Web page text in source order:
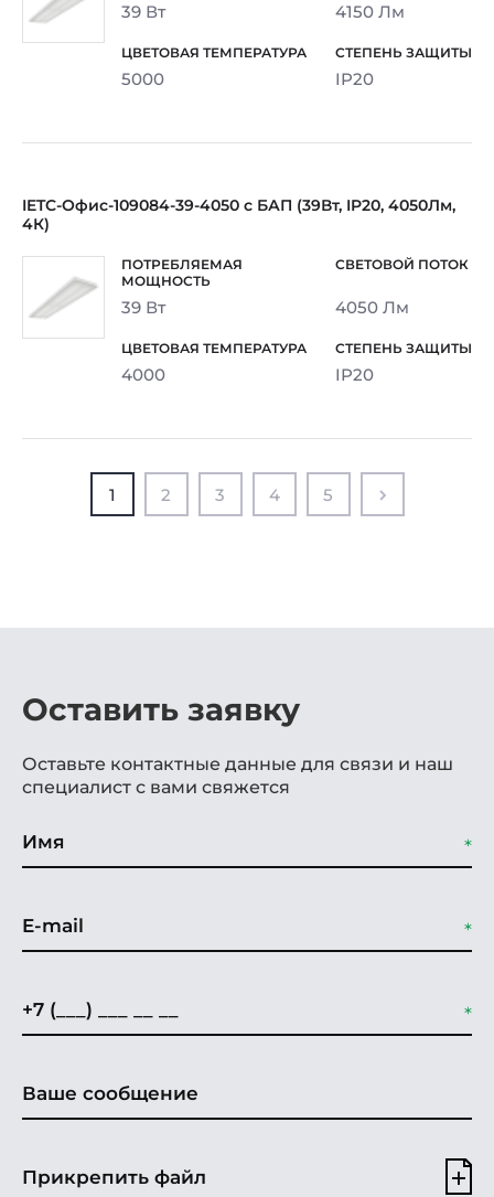
39 Вт 4150 Лм
5000 IP20
IETC-Офис-109084-39-4050 с БАП (39Вт, IP20, 4050Лм,
4К)
39 Вт 4050 Лм
4000 IP20
1 2 3 4 5
Оставить заявку
Оставьте контактные данные для связи и наш
специалист с вами свяжется
Прикрепить файл